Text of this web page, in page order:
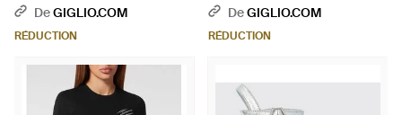
DeGIGLIO.COM
RÉDUCTION
Brossé À Effet Crocodile -
Blanc
DeGIGLIO.COM
RÉDUCTION